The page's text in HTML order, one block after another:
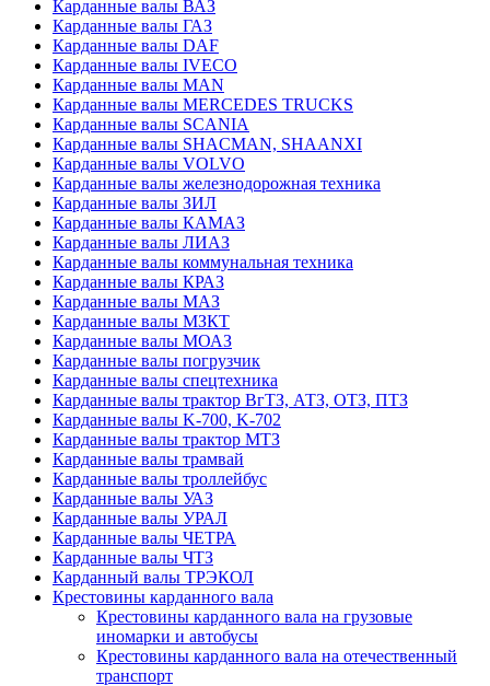
Карданные валы ВАЗ
Карданные валы ГАЗ
Карданные валы DAF
Карданные валы IVECO
Карданные валы MAN
Карданные валы MERCEDES TRUCKS
Карданные валы SCANIA
Карданные валы SHACMAN, SHAANXI
Карданные валы VOLVO
Карданные валы железнодорожная техника
Карданные валы ЗИЛ
Карданные валы КАМАЗ
Карданные валы ЛИАЗ
Карданные валы коммунальная техника
Карданные валы КРАЗ
Карданные валы МАЗ
Карданные валы МЗКТ
Карданные валы МОАЗ
Карданные валы погрузчик
Карданные валы спецтехника
Карданные валы трактор ВгТЗ, АТЗ, ОТЗ, ПТЗ
Карданные валы K-700, K-702
Карданные валы трактор МТЗ
Карданные валы трамвай
Карданные валы троллейбус
Карданные валы УАЗ
Карданные валы УРАЛ
Карданные валы ЧЕТРА
Карданные валы ЧТЗ
Карданный валы ТРЭКОЛ
Крестовины карданного вала
Крестовины карданного вала на грузовые
иномарки и автобусы
Крестовины карданного вала на отечественный
транспорт